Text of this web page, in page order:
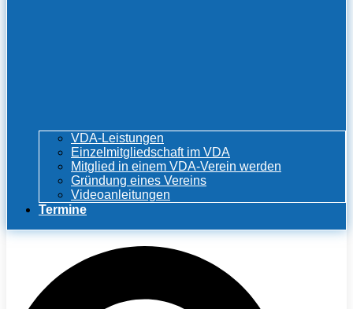
VDA-Leistungen
Einzelmitgliedschaft im VDA
Mitglied in einem VDA-Verein werden
Gründung eines Vereins
Videoanleitungen
Termine